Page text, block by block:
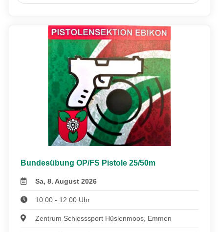
Bundesübung OP/FS Pistole 25/50m
Sa, 8. August 2026
10:00 - 12:00 Uhr
Zentrum Schiesssport Hüslenmoos, Emmen